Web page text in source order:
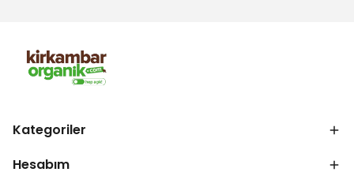
Kategoriler
Hesabım